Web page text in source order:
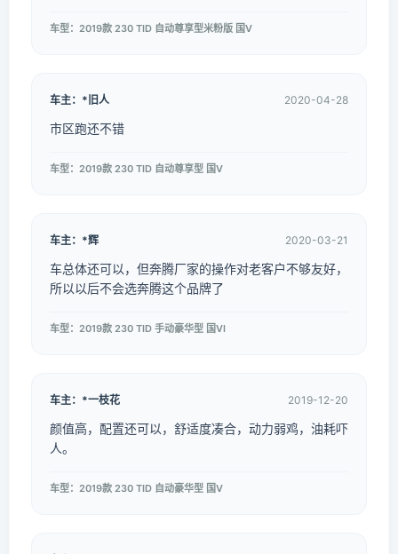
车型：2019款 230 TID 自动尊享型米粉版 国V
车主：*旧人 2020-04-28
市区跑还不错
车型：2019款 230 TID 自动尊享型 国V
车主：*辉 2020-03-21
车总体还可以，但奔腾厂家的操作对老客户不够友好，
所以以后不会选奔腾这个品牌了
车型：2019款 230 TID 手动豪华型 国VI
车主：*一枝花 2019-12-20
颜值高，配置还可以，舒适度凑合，动力弱鸡，油耗吓
人。
车型：2019款 230 TID 自动豪华型 国V